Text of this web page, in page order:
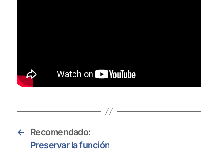
←
Recomendado:
Preservar la función